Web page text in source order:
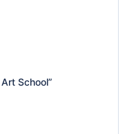
School”